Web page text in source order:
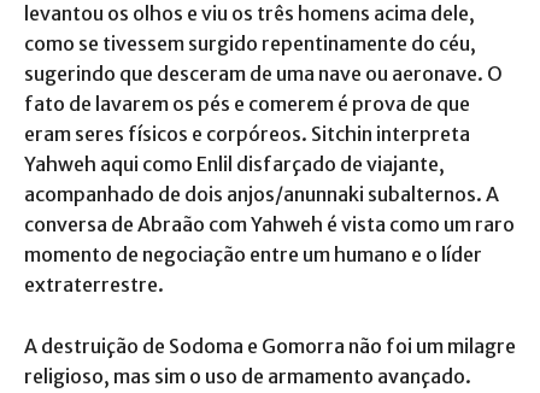
levantou os olhos e viu os três homens acima dele,
como se tivessem surgido repentinamente do céu,
sugerindo que desceram de uma nave ou aeronave. O
fato de lavarem os pés e comerem é prova de que
eram seres físicos e corpóreos. Sitchin interpreta
Yahweh aqui como Enlil disfarçado de viajante,
acompanhado de dois anjos/anunnaki subalternos. A
conversa de Abraão com Yahweh é vista como um raro
momento de negociação entre um humano e o líder
extraterrestre.
A destruição de Sodoma e Gomorra não foi um milagre
religioso, mas sim o uso de armamento avançado.